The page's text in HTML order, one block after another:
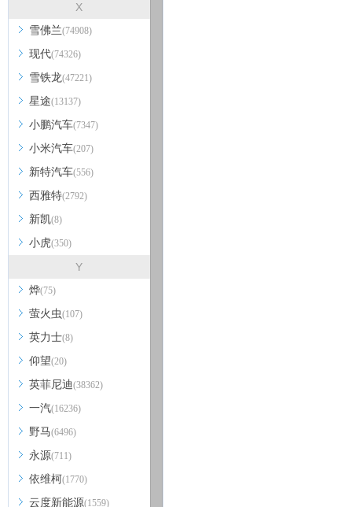
X
雪佛兰(74908)
现代(74326)
雪铁龙(47221)
星途(13137)
小鹏汽车(7347)
小米汽车(207)
新特汽车(556)
西雅特(2792)
新凯(8)
小虎(350)
Y
烨(75)
萤火虫(107)
英力士(8)
仰望(20)
英菲尼迪(38362)
一汽(16236)
野马(6496)
永源(711)
依维柯(1770)
云度新能源(1559)